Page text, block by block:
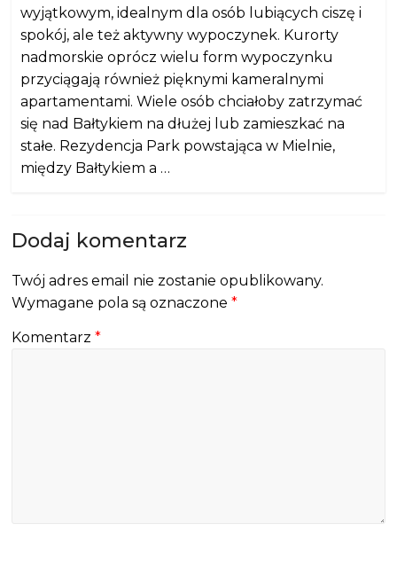
wyjątkowym, idealnym dla osób lubiących ciszę i
spokój, ale też aktywny wypoczynek. Kurorty
nadmorskie oprócz wielu form wypoczynku
przyciągają również pięknymi kameralnymi
apartamentami. Wiele osób chciałoby zatrzymać
się nad Bałtykiem na dłużej lub zamieszkać na
stałe. Rezydencja Park powstająca w Mielnie,
między Bałtykiem a …
Dodaj komentarz
Twój adres email nie zostanie opublikowany.
Wymagane pola są oznaczone*
Komentarz*